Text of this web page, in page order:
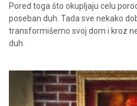
Pored toga što okupljaju celu
poseban duh. Tada sve nekako
transformišemo svoj dom i kroz
duh.